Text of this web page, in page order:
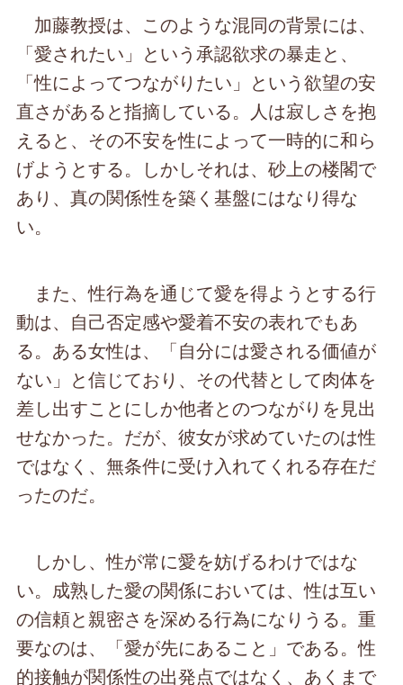
加藤教授は、このような混同の背景には、
「愛されたい」という承認欲求の暴走と、
「性によってつながりたい」という欲望の安
直さがあると指摘している。人は寂しさを抱
えると、その不安を性によって一時的に和ら
げようとする。しかしそれは、砂上の楼閣で
あり、真の関係性を築く基盤にはなり得な
い。
また、性行為を通じて愛を得ようとする行
動は、自己否定感や愛着不安の表れでもあ
る。ある女性は、「自分には愛される価値が
ない」と信じており、その代替として肉体を
差し出すことにしか他者とのつながりを見出
せなかった。だが、彼女が求めていたのは性
ではなく、無条件に受け入れてくれる存在だ
ったのだ。
しかし、性が常に愛を妨げるわけではな
い。成熟した愛の関係においては、性は互い
の信頼と親密さを深める行為になりうる。重
要なのは、「愛が先にあること」である。性
的接触が関係性の出発点ではなく、あくまで